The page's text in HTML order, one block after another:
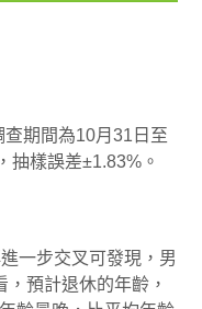
期間為10月31日至
抽樣誤差±1.83%。
一步交叉可發現，男
預計退休的年齡，